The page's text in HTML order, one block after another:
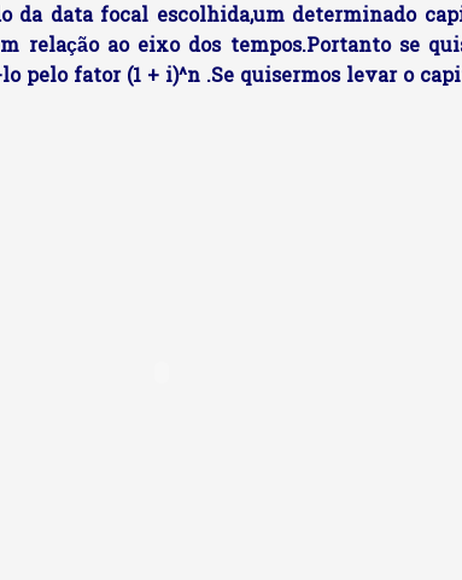
da data focal escolhida,um determinado
relação ao eixo dos tempos.Portanto se
pelo fator (1 + i)^n .Se quisermos levar o